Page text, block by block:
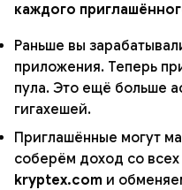
каждого
Раньше вы
приложения. Теперь
пула. Это ещё больше
гигахешей.
Приглашённые могут
соберём доход со всех
kryptex.com и